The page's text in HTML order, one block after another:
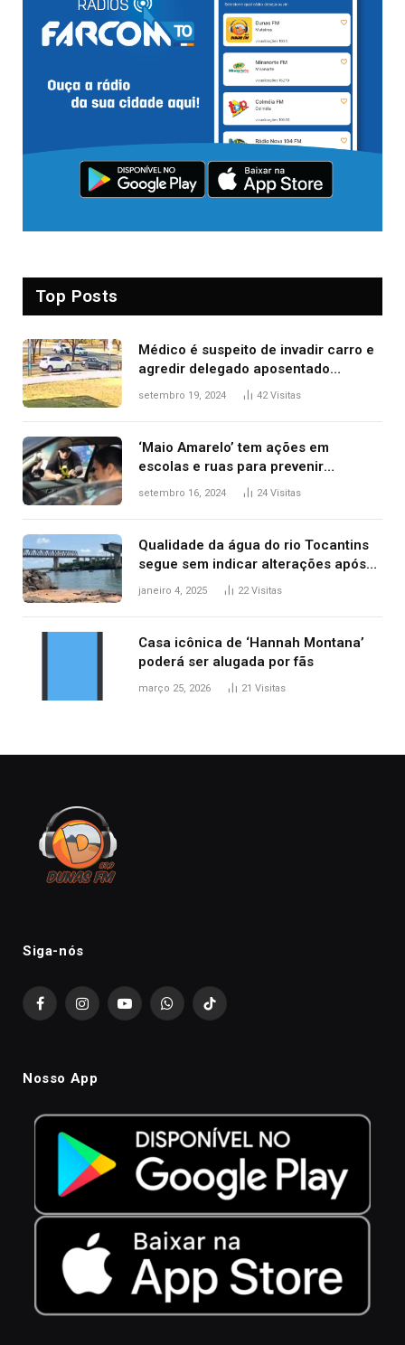
Top Posts
Médico é suspeito de invadir carro e
agredir delegado aposentado
durante confusão no trânsito
setembro 19, 2024 42Visitas
‘Maio Amarelo’ tem ações em
escolas e ruas para prevenir
acidentes no trânsito no AP
setembro 16, 2024 24 Visitas
Qualidade da água do rio Tocantins
segue sem indicar alterações após
desabamento da ponte entre MA e
janeiro 4, 2025 22Visitas
Casa icônica de ‘Hannah Montana’
poderá ser alugada por fãs
março 25, 2026 21 Visitas
Siga-nós
FacebookInstagramYouTubeWhatsAppTikTok
Nosso App